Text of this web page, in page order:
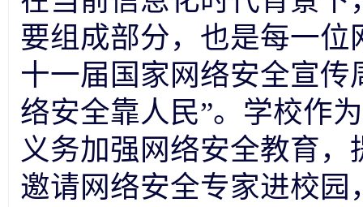
要组成部分，也是每一
十一届国家网络安全宣传
络安全靠人民”。学校作
义务加强网络安全教育
邀请网络安全专家进校